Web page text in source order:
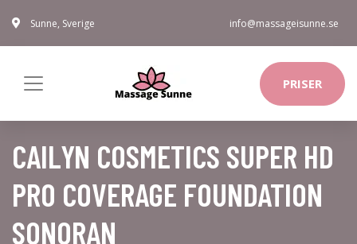
Sunne, Sverige info@massageisunne.se
PRISER
CAILYN COSMETICS SUPER HD
PRO COVERAGE FOUNDATION
SONORAN